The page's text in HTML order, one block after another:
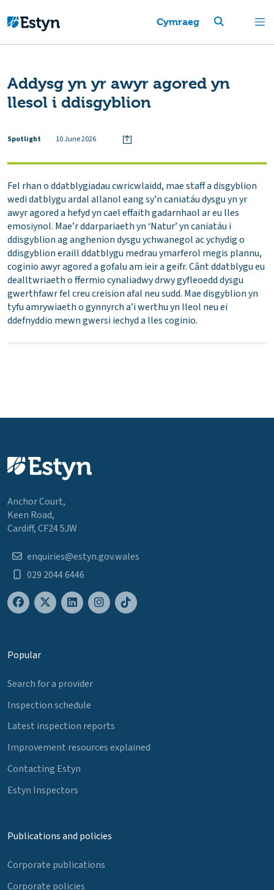
Cymraeg
Addysg yn yr awyr agored yn
llesol i ddisgyblion
Spotlight 10 June 2026
Fel rhan o ddatblygiadau cwricwlaidd, mae staff a disgyblion
wedi datblygu ardal allanol eang sy’n caniatáu dysgu yn yr
awyr agored a hefyd yn cael effaith gadarnhaol ar eu lles
emosiynol. Mae’r ddarpariaeth yn ‘Natur’ yn caniatáu i
ddisgyblion ag anghenion dysgu ychwanegol ac ychydig o
ddisgyblion eraill ddatblygu medrau ymarferol megis plannu,
coginio awyr agored a gofalu am ieir a geifr. Cânt ddatblygu eu
dealltwriaeth o ffermio cynaliadwy drwy gyfleoedd dysgu
gwerthfawr fel creu creision afal neu sudd. Mae disgyblion yn
tyfu amrywiaeth o gynnyrch a’i werthu yn lleol neu ei
ddefnyddio mewn gwersi iechyd a lles coginio.
Anchor Court,
Keen Road,
Cardiff, CF24 5JW
enquiries@estyn.gov.wales
029 2044 6446
Popular
Search for a provider
Inspection schedule
Latest inspection reports
Improvement resources explained
Contacting Estyn
Estyn Inspectors
Publications and policies
Corporate publications
Corporate policies